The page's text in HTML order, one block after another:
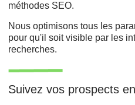
méthodes SEO.
Nous optimisons tous les
pour qu'il soit visible par les
recherches.
Suivez vos prospects